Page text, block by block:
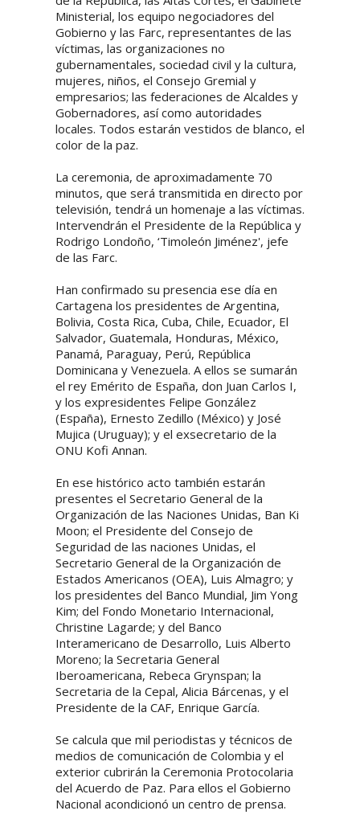
Ministerial, los equipo negociadores del
Gobierno y las Farc, representantes de las
víctimas, las organizaciones no
gubernamentales, sociedad civil y la cultura,
mujeres, niños, el Consejo Gremial y
empresarios; las federaciones de Alcaldes y
Gobernadores, así como autoridades
locales. Todos estarán vestidos de blanco, el
color de la paz.
La ceremonia, de aproximadamente 70
minutos, que será transmitida en directo por
televisión, tendrá un homenaje a las víctimas.
Intervendrán el Presidente de la República y
Rodrigo Londoño, ‘Timoleón Jiménez', jefe
de las Farc.
Han confirmado su presencia ese día en
Cartagena los presidentes de Argentina,
Bolivia, Costa Rica, Cuba, Chile, Ecuador, El
Salvador, Guatemala, Honduras, México,
Panamá, Paraguay, Perú, República
Dominicana y Venezuela. A ellos se sumarán
el rey Emérito de España, don Juan Carlos I,
y los expresidentes Felipe González
(España), Ernesto Zedillo (México) y José
Mujica (Uruguay); y el exsecretario de la
ONU Kofi Annan.
En ese histórico acto también estarán
presentes el Secretario General de la
Organización de las Naciones Unidas, Ban Ki
Moon; el Presidente del Consejo de
Seguridad de las naciones Unidas, el
Secretario General de la Organización de
Estados Americanos (OEA), Luis Almagro; y
los presidentes del Banco Mundial, Jim Yong
Kim; del Fondo Monetario Internacional,
Christine Lagarde; y del Banco
Interamericano de Desarrollo, Luis Alberto
Moreno; la Secretaria General
Iberoamericana, Rebeca Grynspan; la
Secretaria de la Cepal, Alicia Bárcenas, y el
Presidente de la CAF, Enrique García.
Se calcula que mil periodistas y técnicos de
medios de comunicación de Colombia y el
exterior cubrirán la Ceremonia Protocolaria
del Acuerdo de Paz. Para ellos el Gobierno
Nacional acondicionó un centro de prensa.